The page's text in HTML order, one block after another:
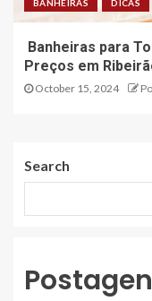
BANHEIRAS DICAS
Banheiras para
Preços em
October 15, 2024
Search